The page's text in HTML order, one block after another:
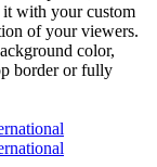
with your custom
of your viewers.
color,
border or fully